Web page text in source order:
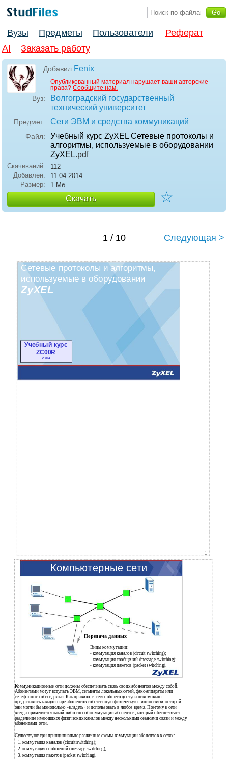
Вузы Предметы Пользователи
Реферат
AI
Заказать работу
Добавил:Fenix
Опубликованный материал нарушает ваши авторские
права? Сообщите нам.
Вуз:
Волгоградский государственный
технический университет
Предмет: Сети ЭВМ и средства коммуникаций
Файл:
Учебный курс ZyXEL Сетевые протоколы и
алгоритмы, используемые в оборудовании
ZyXEL.pdf
Скачиваний:
112
Добавлен:
11.04.2014
Размер:
1 Мб
Скачать ☆
1 / 10 Следующая >
Сетевые протоколы и алгоритмы,
используемые в оборудовании
ZyXEL
Учебный курс
ZC00R
v3.04
1
Компьютерные сети
Передача данных
Виды коммутации:
- коммутация каналов (circuit switching);
- коммутация сообщений (message switching);
- коммутация пакетов (packet switching).
Коммуникационные сети должны обеспечивать связь своих абонентов между собой.
Абонентами могут вступать ЭВМ, сегменты локальных сетей, факс-аппараты или
телефонные собеседники. Как правило, в сетях общего доступа невозможно
предоставить каждой паре абонентов собственную физическую линию связи, которой
они могли бы монопольно «владеть» и использовать в любое время. Поэтому в сети
всегда применяется какой-либо способ коммутации абонентов, который обеспечивает
разделение имеющихся физических каналов между несколькими сеансами связи и между
абонентами сети.
Существуют три принципиально различные схемы коммутации абонентов в сетях:
1. коммутация каналов (circuit switching);
2. коммутация сообщений (message switching);
3. коммутация пакетов (packet switching).